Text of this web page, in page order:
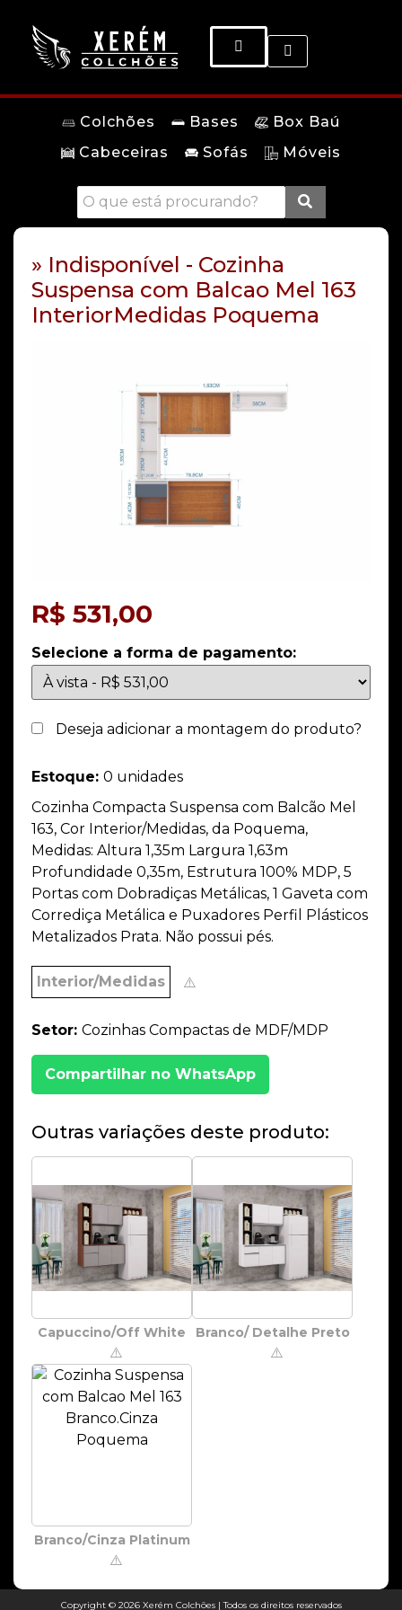
Colchões Bases
Box Baú
Cabeceiras
Sofás Móveis
» Indisponível - Cozinha
Suspensa com Balcao Mel 163
InteriorMedidas Poquema
R$ 531,00
Selecione a forma de pagamento:
Deseja adicionar a montagem do produto?
Estoque: 0 unidades
Cozinha Compacta Suspensa com Balcão Mel
163, Cor Interior/Medidas, da Poquema,
Medidas: Altura 1,35m Largura 1,63m
Profundidade 0,35m, Estrutura 100% MDP, 5
Portas com Dobradiças Metálicas, 1 Gaveta com
Corrediça Metálica e Puxadores Perfil Plásticos
Metalizados Prata. Não possui pés.
Interior/Medidas ⚠️
Setor: Cozinhas Compactas de MDF/MDP
Compartilhar no WhatsApp
Outras variações deste produto:
Capuccino/Off White
⚠️
Branco/ Detalhe Preto
⚠️
Branco/Cinza Platinum
⚠️
Copyright © 2026 Xerém Colchões | Todos os direitos reservados